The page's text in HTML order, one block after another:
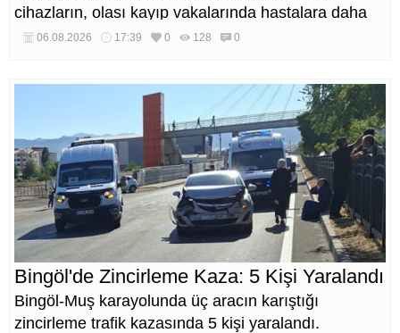
cihazların, olası kayıp vakalarında hastalara daha
kısa sürede ulaşılmasını sağlaması hedefleniyor.
06.08.2026 17:39 0 128 0
Bingöl'de Zincirleme Kaza: 5 Kişi Yaralandı
Bingöl-Muş karayolunda üç aracın karıştığı
zincirleme trafik kazasında 5 kişi yaralandı.